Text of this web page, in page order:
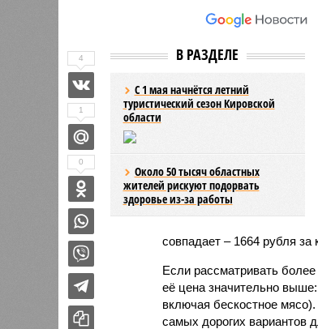
В РАЗДЕЛЕ
С 1 мая начнётся летний
туристический сезон Кировской
области
Около 50 тысяч областных
жителей рискуют подорвать
здоровье из-за работы
совпадает – 1664 рубля за
Если рассматривать
её цена значительно выше:
включая бескостное
самых дорогих вариантов
4
1
0